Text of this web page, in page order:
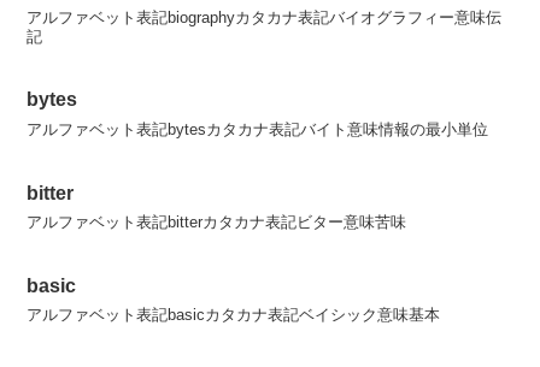
アルファベット表記biographyカタカナ表記バイオグラフィー意味伝
記
bytes
アルファベット表記bytesカタカナ表記バイト意味情報の最小単位
bitter
アルファベット表記bitterカタカナ表記ビター意味苦味
basic
アルファベット表記basicカタカナ表記ベイシック意味基本